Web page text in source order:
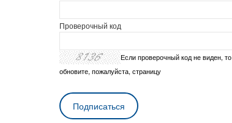
Проверочный код
Если проверочный код не виден, то
обновите, пожалуйста, страницу